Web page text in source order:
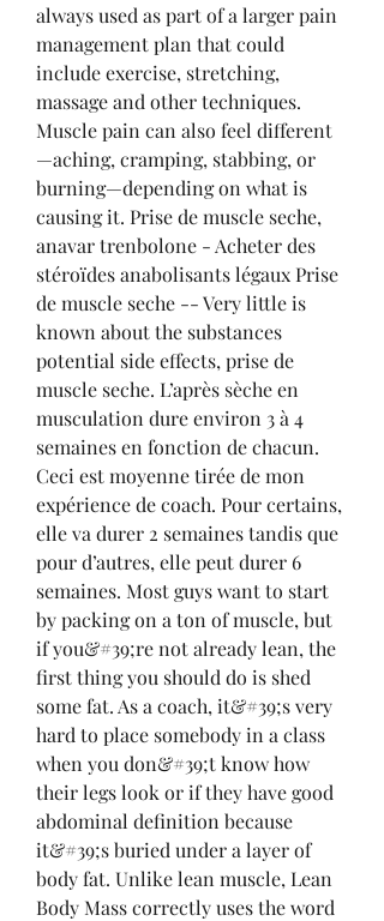
always used as part of a larger pain
management plan that could
include exercise, stretching,
massage and other techniques.
Muscle pain can also feel different
—aching, cramping, stabbing, or
burning—depending on what is
causing it. Prise de muscle seche,
anavar trenbolone - Acheter des
stéroïdes anabolisants légaux Prise
de muscle seche -- Very little is
known about the substances
potential side effects, prise de
muscle seche. L’après sèche en
musculation dure environ 3 à 4
semaines en fonction de chacun.
Ceci est moyenne tirée de mon
expérience de coach. Pour certains,
elle va durer 2 semaines tandis que
pour d’autres, elle peut durer 6
semaines. Most guys want to start
by packing on a ton of muscle, but
if you&#39;re not already lean, the
first thing you should do is shed
some fat. As a coach, it&#39;s very
hard to place somebody in a class
when you don&#39;t know how
their legs look or if they have good
abdominal definition because
it&#39;s buried under a layer of
body fat. Unlike lean muscle, Lean
Body Mass correctly uses the word